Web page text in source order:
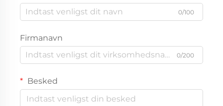
0/100
Firmanavn
0/200
Besked